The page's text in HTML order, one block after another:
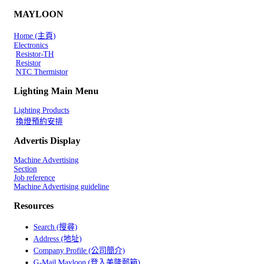
MAYLOON
Home (主頁)
Electronics
Resistor-TH
Resistor
NTC Thermistor
Lighting Main Menu
Lighting Products
換燈預約安排
Advertis Display
Machine Advertising
Section
Job reference
Machine Advertising guideline
Resources
Search (搜尋)
Address (地址)
Company Profile (公司簡介)